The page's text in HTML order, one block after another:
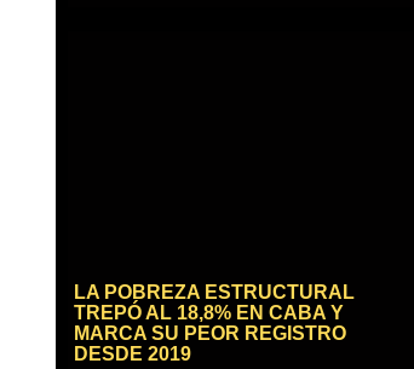
LA POBREZA ESTRUCTURAL
TREPÓ AL 18,8% EN CABA Y
MARCA SU PEOR REGISTRO
DESDE 2019